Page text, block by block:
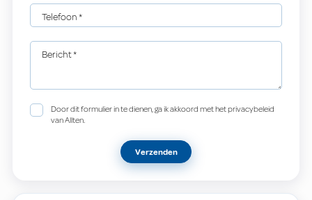
Telefoon*
Bericht*
Door dit formulier in te dienen, ga ik akkoord met het privacybeleid
van Allten.
Verzenden